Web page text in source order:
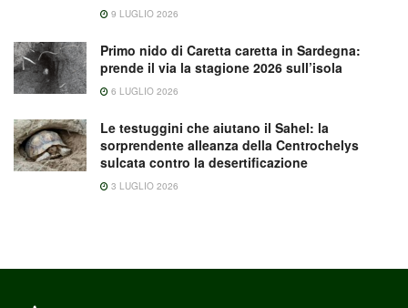
9 LUGLIO 2026
Primo nido di Caretta caretta in Sardegna:
prende il via la stagione 2026 sull’isola
6 LUGLIO 2026
Le testuggini che aiutano il Sahel: la
sorprendente alleanza della Centrochelys
sulcata contro la desertificazione
3 LUGLIO 2026